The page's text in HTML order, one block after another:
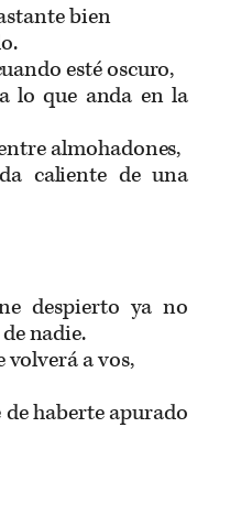
bien
esté oscuro,
lo que anda en la
almohadones,
caliente de una
despierto ya no
nadie.
a vos,
haberte apurado